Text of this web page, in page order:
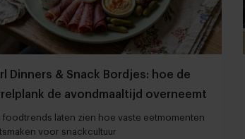
Dinners & Snack Bordjes: hoe de
de avondmaaltijd overneemt
foodtrends laten zien hoe vaste eetmomenten
voor snackcultuur